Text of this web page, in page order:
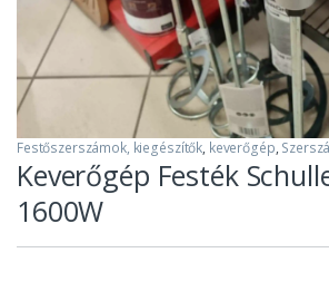
Festőszerszámok, kiegészítők, keverőgép,
Keverőgép Festék
1600W